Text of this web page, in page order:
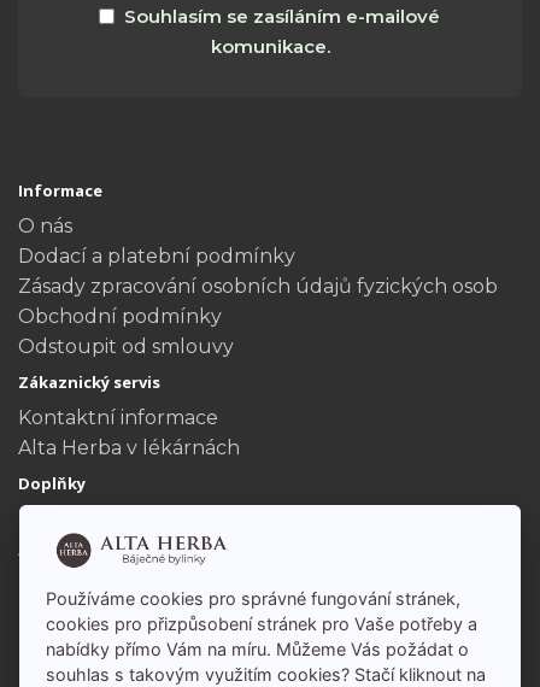
Souhlasím se zasíláním e-mailové
komunikace.
Informace
O nás
Dodací a platební podmínky
Zásady zpracování osobních údajů fyzických osob
Obchodní podmínky
Odstoupit od smlouvy
Zákaznický servis
Kontaktní informace
Alta Herba v lékárnách
Doplňky
Dárkové poukazy
Akční nabídka
Můj účet
Historie objednávek
Používáme cookies pro správné fungování stránek,
cookies pro přizpůsobení stránek pro Vaše potřeby a
nabídky přímo Vám na míru. Můžeme Vás požádat o
souhlas s takovým využitím cookies? Stačí kliknout na